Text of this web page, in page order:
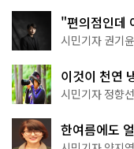
"편의점인데
한 편의점의 정
시민기자 권기윤
이것이 천연
나볼까
시민기자 정향선
한여름에도